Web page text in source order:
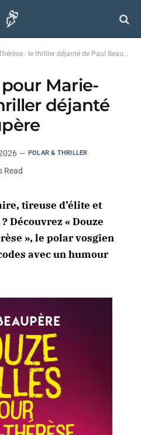
: le thriller déjanté de Paul Beaupère
Marie-
déjanté
POLAR & THRILLER
Read
tireuse d’élite et
Découvrez « Douze
», le polar vosgien
avec un humour